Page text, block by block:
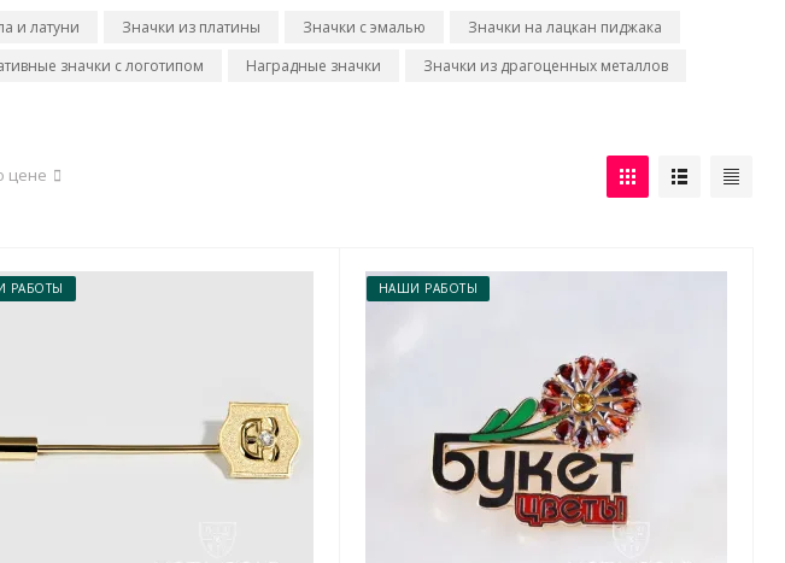
и латуни Значки из платины Значки с эмалью
Значки на лацкан пиджака
значки с логотипом Наградные значки
Значки из драгоценных металлов
цене
РАБОТЫ НАШИ РАБОТЫ